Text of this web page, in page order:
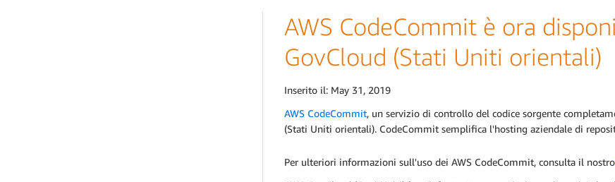
AWS CodeCommit è ora
GovCloud (Stati Uniti orientali)
Inserito il: May 31, 2019
AWS CodeCommit, un servizio di controllo del codice sorgente
(Stati Uniti orientali). CodeCommit semplifica l'hosting aziendale di
Per ulteriori informazioni sull'uso dei AWS CodeCommit, consulta il nostro